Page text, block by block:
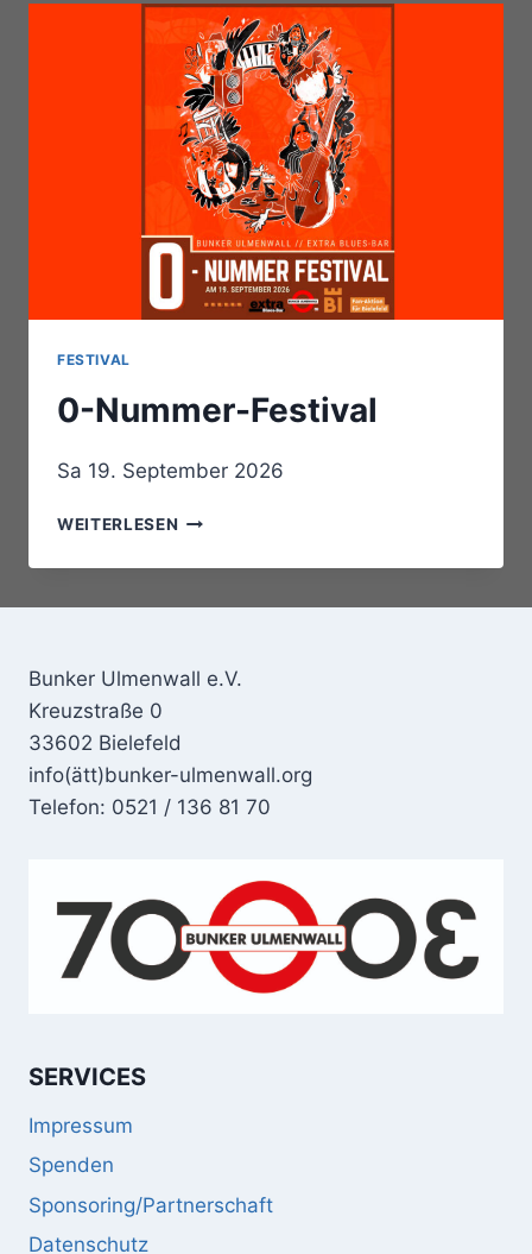
FESTIVAL
0-Nummer-Festival
Sa 19. September 2026
WEITERLESEN
FESTIVAL
Bunker Ulmenwall e.V.
Kreuzstraße 0
33602 Bielefeld
info(ätt)bunker-ulmenwall.org
Telefon: 0521 / 136 81 70
SERVICES
Impressum
Spenden
Sponsoring/Partnerschaft
Datenschutz